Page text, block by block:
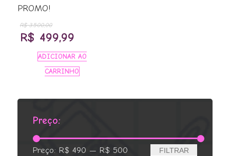
Preço:
Preço
Preço
FILTRAR
Preço: R$ 490 — R$ 500
PROMO!
R$3.500,00
O
preço
original
R$ 499,99O
preço
atual
ADICIONAR AO
CARRINHO